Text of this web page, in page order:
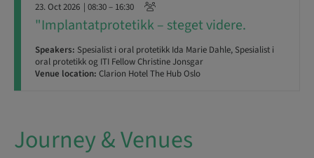
23. Oct 2026 | 08:30 – 16:30
"Implantatprotetikk – steget videre.
Speakers: Spesialist i oral protetikk Ida Marie Dahle, Spesialist i
oral protetikk og ITI Fellow Christine Jonsgar
Venue location: Clarion Hotel The Hub Oslo
Journey & Venues